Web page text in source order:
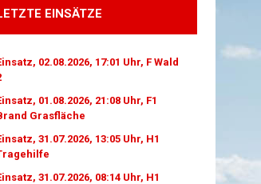
EINSÄTZE
02.08.2026, 17:01 Uhr, F Wald
01.08.2026, 21:08 Uhr, F1
Grasfläche
31.07.2026, 13:05 Uhr, H1
31.07.2026, 08:14 Uhr, H1